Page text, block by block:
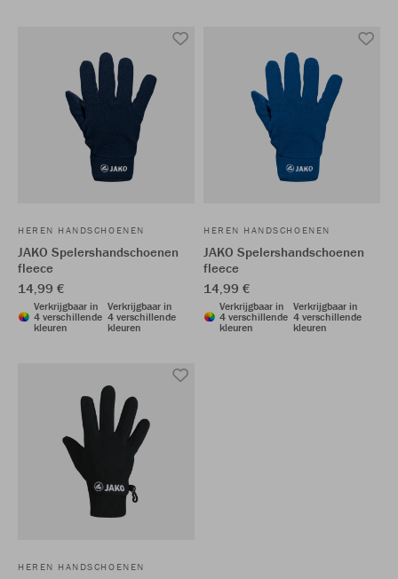
HEREN HANDSCHOENEN
JAKO Spelershandschoenen
fleece
14,99 €
Verkrijgbaar in
4 verschillende
kleuren
Verkrijgbaar in
4 verschillende
kleuren
HEREN HANDSCHOENEN
JAKO Spelershandschoenen
fleece
14,99 €
Verkrijgbaar in
4 verschillende
kleuren
Verkrijgbaar in
4 verschillende
kleuren
HEREN HANDSCHOENEN